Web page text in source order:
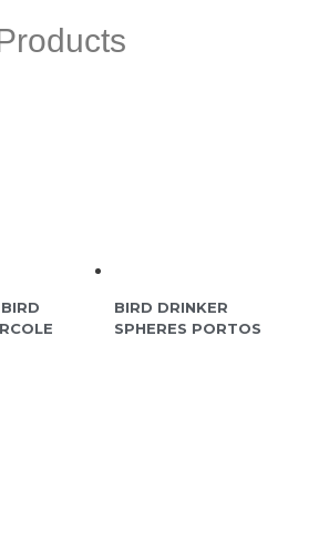
BIRD DRINKER
SPHERES PORTOS